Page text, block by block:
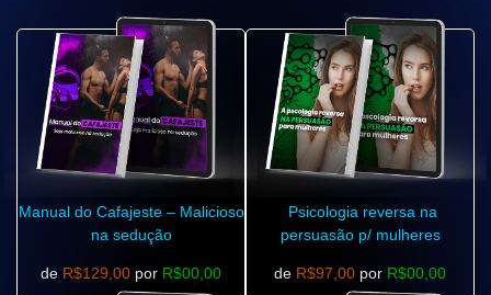
Manual do Cafajeste – Malicioso
na sedução
de R$129,00 por R$00,00
Psicologia reversa na
persuasão p/ mulheres
de R$97,00 por R$00,00